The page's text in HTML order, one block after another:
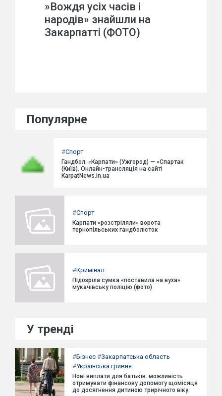
»Вождя усіх часів і
народів» знайшли на
Закарпатті (ФОТО)
Популярне
#Спорт
Гандбол. «Карпати» (Ужгород) — «Спартак
(Київ). Онлайн-трансляція на сайті
KarpatNews.in.ua
#Спорт
Карпати «розстріляли» ворота
тернопільських гандболісток
#Кримінал
Підозріла сумка «поставила на вуха»
мукачівську поліцію (фото)
У тренді
#Бізнес #Закарпатська область
#Українська гривня
Нові виплати для батьків: можливість
отримувати фінансову допомогу щомісяця
до досягнення дитиною трирічного віку.